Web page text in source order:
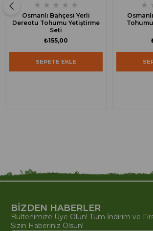
★ ★ ★ ★ ★
Osmanlı Bahçesi Yerli
Dereotu Tohumu Yetiştirme
Seti
₺155,00
SEPETE EKLE
★
BİZDEN HABERLER
Bültenimize Üye Olun! Tüm İndirim ve
Sizin Haberiniz Olsun!